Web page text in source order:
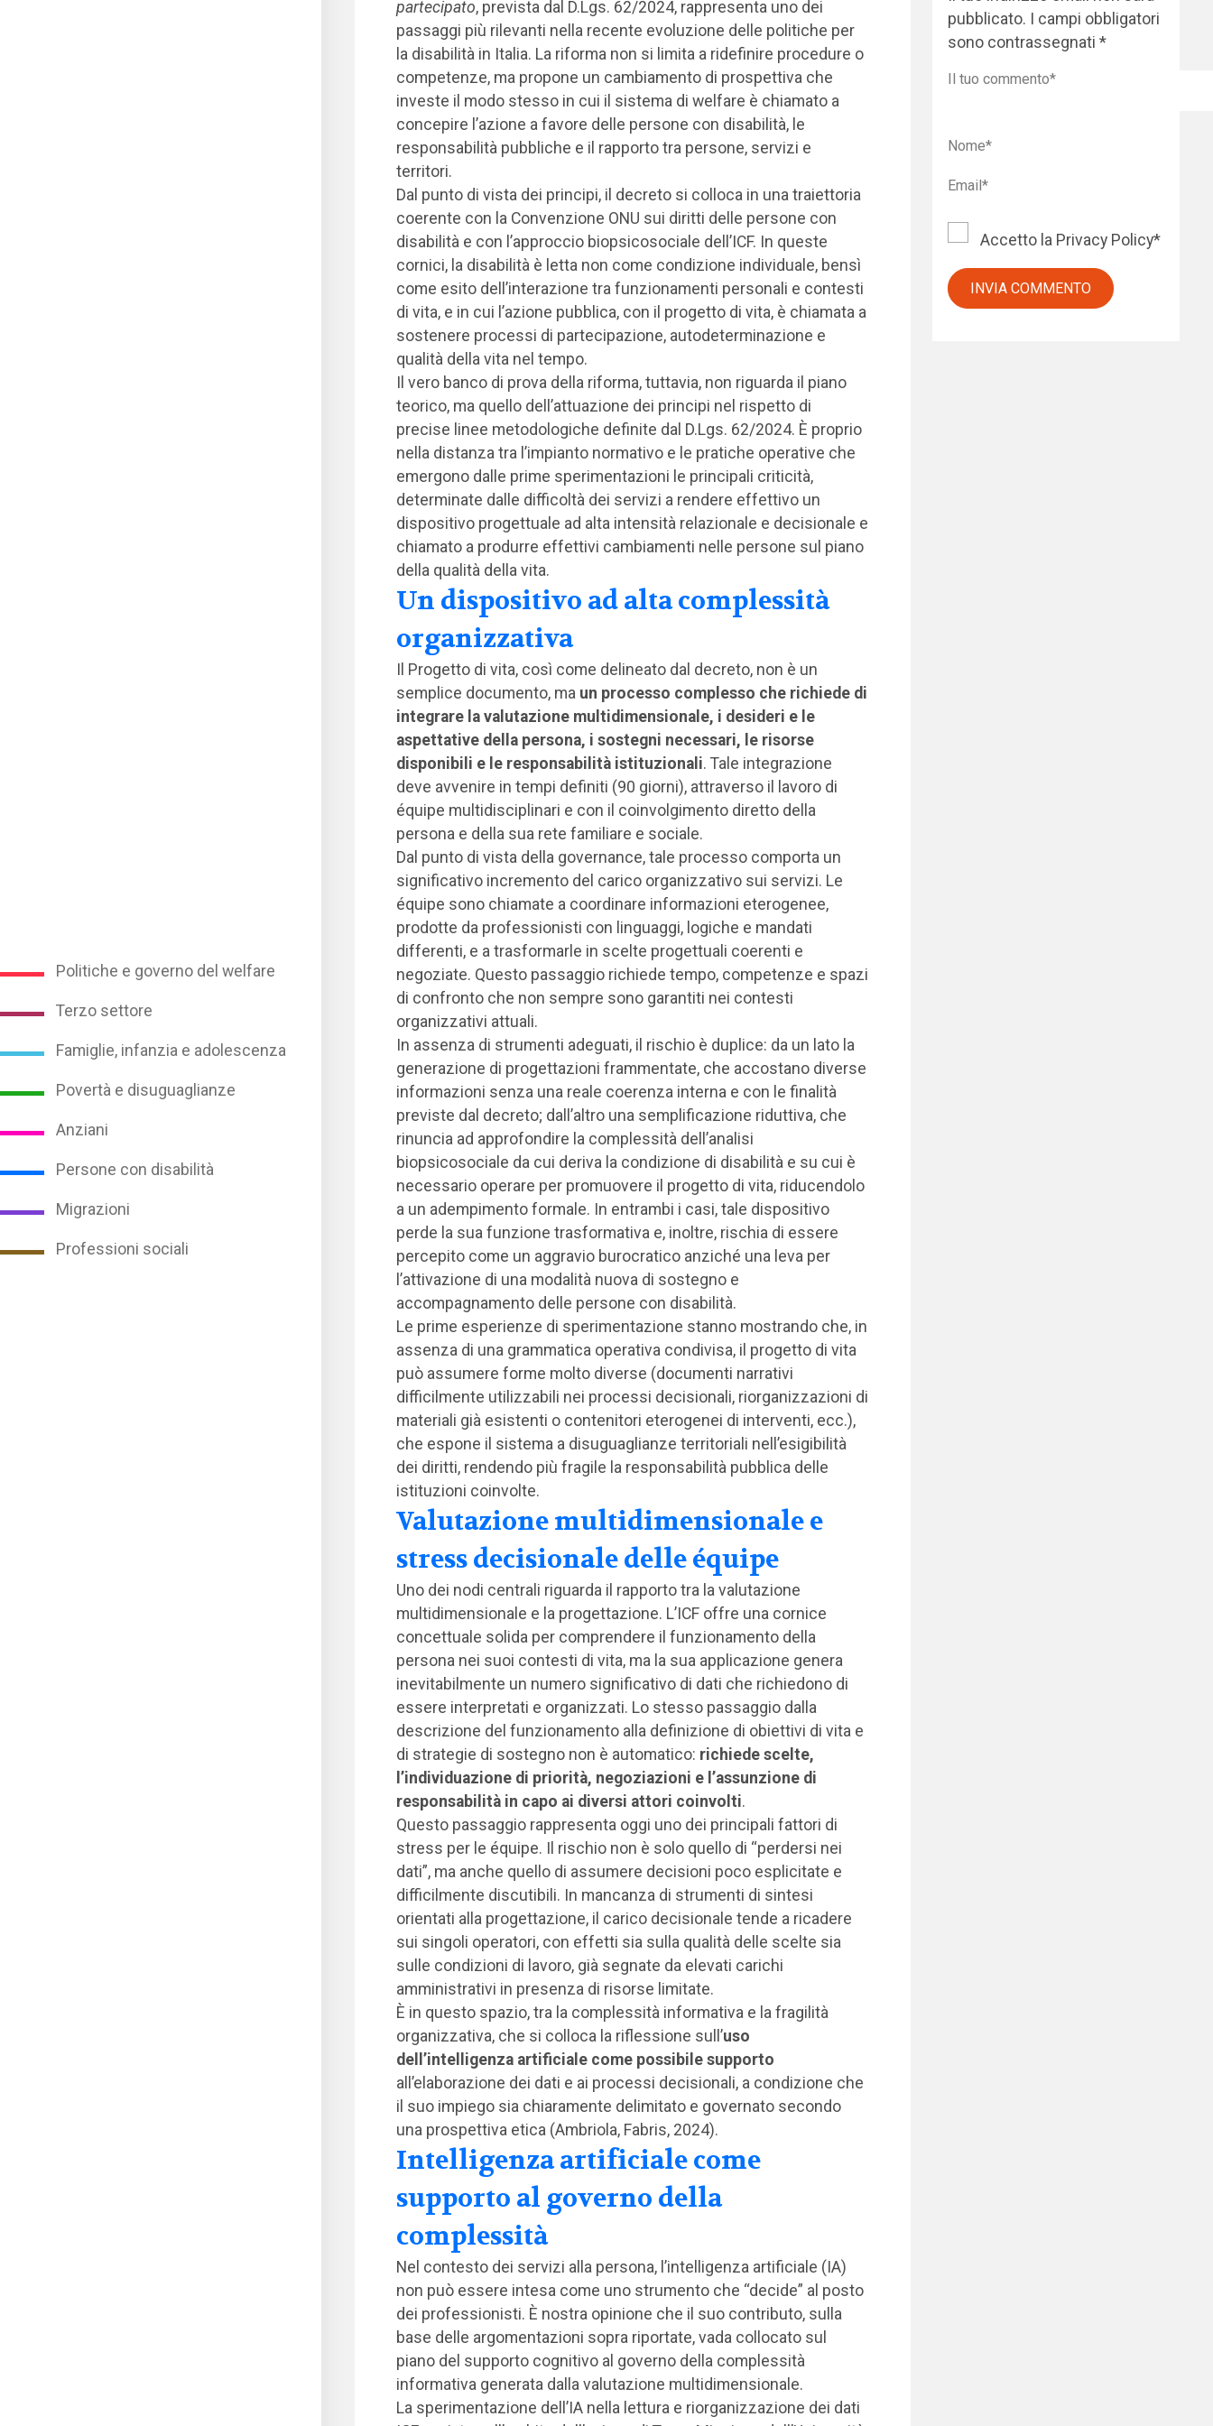
Politiche e governo del welfare
Terzo settore
Famiglie, infanzia e adolescenza
Povertà e disuguaglianze
Anziani
Persone con disabilità
Migrazioni
Professioni sociali
partecipato, prevista dal D.Lgs. 62/2024, rappresenta uno dei
passaggi più rilevanti nella recente evoluzione delle politiche per
la disabilità in Italia. La riforma non si limita a ridefinire procedure o
competenze, ma propone un cambiamento di prospettiva che
investe il modo stesso in cui il sistema di welfare è chiamato a
concepire l’azione a favore delle persone con disabilità, le
responsabilità pubbliche e il rapporto tra persone, servizi e
territori.
Dal punto di vista dei principi, il decreto si colloca in una traiettoria
coerente con la Convenzione ONU sui diritti delle persone con
disabilità e con l’approccio biopsicosociale dell’ICF. In queste
cornici, la disabilità è letta non come condizione individuale, bensì
come esito dell’interazione tra funzionamenti personali e contesti
di vita, e in cui l’azione pubblica, con il progetto di vita, è chiamata a
sostenere processi di partecipazione, autodeterminazione e
qualità della vita nel tempo.
Il vero banco di prova della riforma, tuttavia, non riguarda il piano
teorico, ma quello dell’attuazione dei principi nel rispetto di
precise linee metodologiche definite dal D.Lgs. 62/2024. È proprio
nella distanza tra l’impianto normativo e le pratiche operative che
emergono dalle prime sperimentazioni le principali criticità,
determinate dalle difficoltà dei servizi a rendere effettivo un
dispositivo progettuale ad alta intensità relazionale e decisionale e
chiamato a produrre effettivi cambiamenti nelle persone sul piano
della qualità della vita.
Un dispositivo ad alta complessità
organizzativa
Il Progetto di vita, così come delineato dal decreto, non è un
semplice documento, ma un processo complesso che richiede di
integrare la valutazione multidimensionale, i desideri e le
aspettative della persona, i sostegni necessari, le risorse
disponibili e le responsabilità istituzionali. Tale integrazione
deve avvenire in tempi definiti (90 giorni), attraverso il lavoro di
équipe multidisciplinari e con il coinvolgimento diretto della
persona e della sua rete familiare e sociale.
Dal punto di vista della governance, tale processo comporta un
significativo incremento del carico organizzativo sui servizi. Le
équipe sono chiamate a coordinare informazioni eterogenee,
prodotte da professionisti con linguaggi, logiche e mandati
differenti, e a trasformarle in scelte progettuali coerenti e
negoziate. Questo passaggio richiede tempo, competenze e spazi
di confronto che non sempre sono garantiti nei contesti
organizzativi attuali.
In assenza di strumenti adeguati, il rischio è duplice: da un lato la
generazione di progettazioni frammentate, che accostano diverse
informazioni senza una reale coerenza interna e con le finalità
previste dal decreto; dall’altro una semplificazione riduttiva, che
rinuncia ad approfondire la complessità dell’analisi
biopsicosociale da cui deriva la condizione di disabilità e su cui è
necessario operare per promuovere il progetto di vita, riducendolo
a un adempimento formale. In entrambi i casi, tale dispositivo
perde la sua funzione trasformativa e, inoltre, rischia di essere
percepito come un aggravio burocratico anziché una leva per
l’attivazione di una modalità nuova di sostegno e
accompagnamento delle persone con disabilità.
Le prime esperienze di sperimentazione stanno mostrando che, in
assenza di una grammatica operativa condivisa, il progetto di vita
può assumere forme molto diverse (documenti narrativi
difficilmente utilizzabili nei processi decisionali, riorganizzazioni di
materiali già esistenti o contenitori eterogenei di interventi, ecc.),
che espone il sistema a disuguaglianze territoriali nell’esigibilità
dei diritti, rendendo più fragile la responsabilità pubblica delle
istituzioni coinvolte.
Valutazione multidimensionale e
stress decisionale delle équipe
Uno dei nodi centrali riguarda il rapporto tra la valutazione
multidimensionale e la progettazione. L’ICF offre una cornice
concettuale solida per comprendere il funzionamento della
persona nei suoi contesti di vita, ma la sua applicazione genera
inevitabilmente un numero significativo di dati che richiedono di
essere interpretati e organizzati. Lo stesso passaggio dalla
descrizione del funzionamento alla definizione di obiettivi di vita e
di strategie di sostegno non è automatico: richiede scelte,
l’individuazione di priorità, negoziazioni e l’assunzione di
responsabilità in capo ai diversi attori coinvolti.
Questo passaggio rappresenta oggi uno dei principali fattori di
stress per le équipe. Il rischio non è solo quello di “perdersi nei
dati”, ma anche quello di assumere decisioni poco esplicitate e
difficilmente discutibili. In mancanza di strumenti di sintesi
orientati alla progettazione, il carico decisionale tende a ricadere
sui singoli operatori, con effetti sia sulla qualità delle scelte sia
sulle condizioni di lavoro, già segnate da elevati carichi
amministrativi in presenza di risorse limitate.
È in questo spazio, tra la complessità informativa e la fragilità
organizzativa, che si colloca la riflessione sull’uso
dell’intelligenza artificiale come possibile supporto
all’elaborazione dei dati e ai processi decisionali, a condizione che
il suo impiego sia chiaramente delimitato e governato secondo
una prospettiva etica (Ambriola, Fabris, 2024).
Intelligenza artificiale come
supporto al governo della
complessità
Nel contesto dei servizi alla persona, l’intelligenza artificiale (IA)
non può essere intesa come uno strumento che “decide” al posto
dei professionisti. È nostra opinione che il suo contributo, sulla
base delle argomentazioni sopra riportate, vada collocato sul
piano del supporto cognitivo al governo della complessità
informativa generata dalla valutazione multidimensionale.
La sperimentazione dell’IA nella lettura e riorganizzazione dei dati
pubblicato.
I campi obbligatori
sono contrassegnati*
Accetto la Privacy Policy*